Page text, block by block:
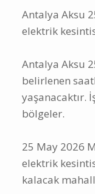
Antalya Aksu
Antalya Aksu
belirlenen
yaşanacaktır.
25 May 2026
elektrik